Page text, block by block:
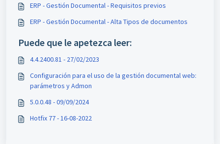
ERP - Gestión Documental - Requisitos previos
ERP - Gestión Documental - Alta Tipos de documentos
Puede que le apetezca leer:
4.4.2400.81 - 27/02/2023
Configuración para el uso de la gestión documental web:
parámetros y Admon
5.0.0.48 - 09/09/2024
Hotfix 77 - 16-08-2022